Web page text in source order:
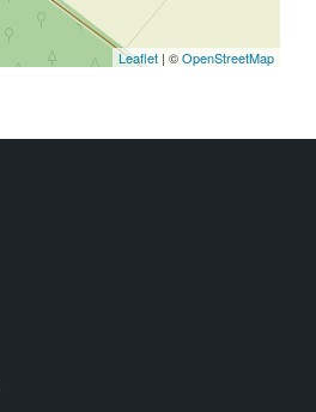
Leaflet | ©OpenStreetMap